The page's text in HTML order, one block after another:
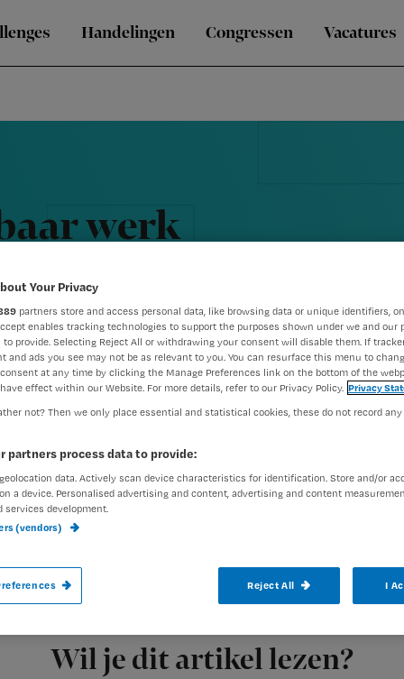
Handelingen Congressen Vacatures
werk
Wil je dit artikel lezen?
Mijn afdeling hangt vól kaartjes met
kwam er een patiënt met een kist fruit,
Op dit moment
Your Privacy
partners store and access personal data, like browsing data or unique identifiers,
enables tracking technologies to support the purposes shown under we and our
to provide. Selecting Reject All or withdrawing your consent will disable them. If
and ads you see may not be as relevant to you. You can resurface this menu to
at any time by clicking the Manage Preferences link on the bottom of the
effect within our Website. For more details, refer to our Privacy Policy. Privacy
not? Then we only place essential and statistical cookies, these do not record
partners process data to provide:
data. Actively scan device characteristics for identification. Store and/or
a device. Personalised advertising and content, advertising and content
services development.
(vendors)
Reject All I